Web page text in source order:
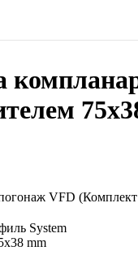
VFD
System
mm